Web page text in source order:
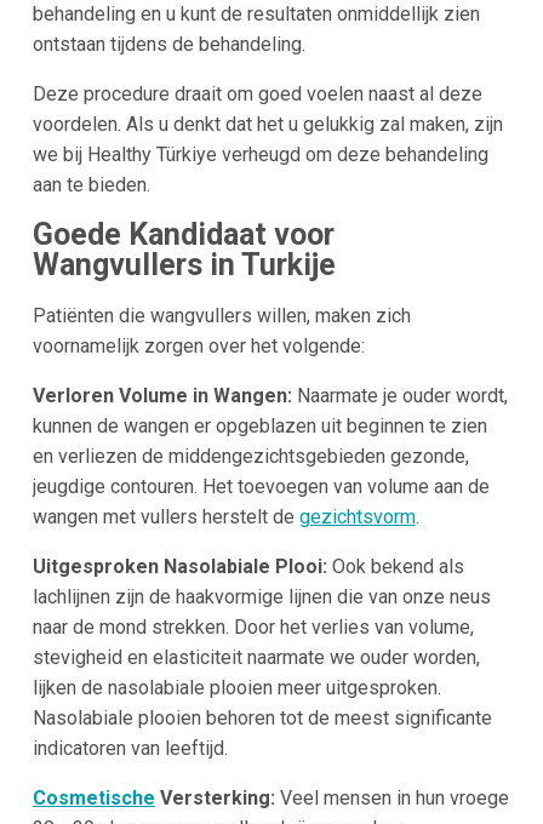
behandeling en u kunt de resultaten onmiddellijk zien
ontstaan tijdens de behandeling.
Deze procedure draait om goed voelen naast al deze
voordelen. Als u denkt dat het u gelukkig zal maken, zijn
we bij Healthy Türkiye verheugd om deze behandeling
aan te bieden.
Goede Kandidaat voor
Wangvullers in Turkije
Patiënten die wangvullers willen, maken zich
voornamelijk zorgen over het volgende:
Verloren Volume in Wangen: Naarmate je ouder wordt,
kunnen de wangen er opgeblazen uit beginnen te zien
en verliezen de middengezichtsgebieden gezonde,
jeugdige contouren. Het toevoegen van volume aan de
wangen met vullers herstelt de gezichtsvorm.
Uitgesproken Nasolabiale Plooi: Ook bekend als
lachlijnen zijn de haakvormige lijnen die van onze neus
naar de mond strekken. Door het verlies van volume,
stevigheid en elasticiteit naarmate we ouder worden,
lijken de nasolabiale plooien meer uitgesproken.
Nasolabiale plooien behoren tot de meest significante
indicatoren van leeftijd.
Cosmetische Versterking: Veel mensen in hun vroege